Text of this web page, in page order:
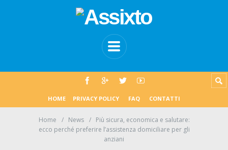
HOME PRIVACY POLICY FAQ CONTATTI
Home News
Più sicura, economica e salutare:
ecco perché preferire l’assistenza domiciliare per gli
anziani